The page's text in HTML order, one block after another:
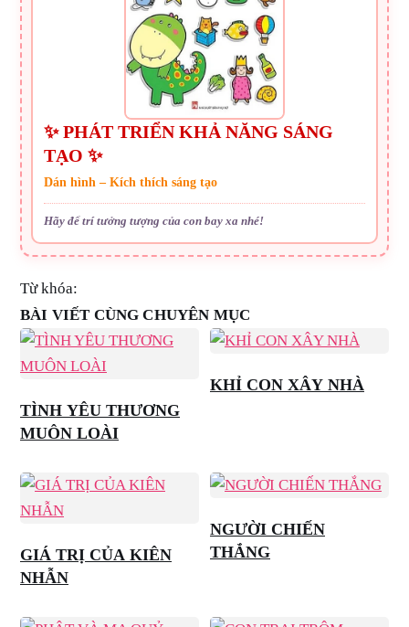
✨ PHÁT TRIỂN KHẢ NĂNG SÁNG
TẠO ✨
Dán hình – Kích thích sáng tạo
Hãy để trí tưởng tượng của con bay xa nhé!
Từ khóa:
BÀI VIẾT CÙNG CHUYÊN MỤC
TÌNH YÊU THƯƠNG
MUÔN LOÀI
KHỈ CON XÂY NHÀ
GIÁ TRỊ CỦA KIÊN
NHẪN
NGƯỜI CHIẾN
THẮNG